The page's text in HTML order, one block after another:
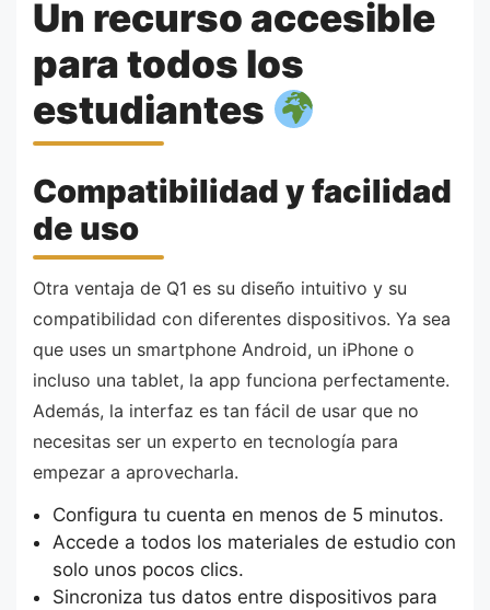
Un recurso accesible
para todos los
estudiantes
Compatibilidad y facilidad
de uso
Otra ventaja de Q1 es su diseño intuitivo y su
compatibilidad con diferentes dispositivos. Ya sea
que uses un smartphone Android, un iPhone o
incluso una tablet, la app funciona perfectamente.
Además, la interfaz es tan fácil de usar que no
necesitas ser un experto en tecnología para
empezar a aprovecharla.
Configura tu cuenta en menos de 5 minutos.
Accede a todos los materiales de estudio con
solo unos pocos clics.
Sincroniza tus datos entre dispositivos para